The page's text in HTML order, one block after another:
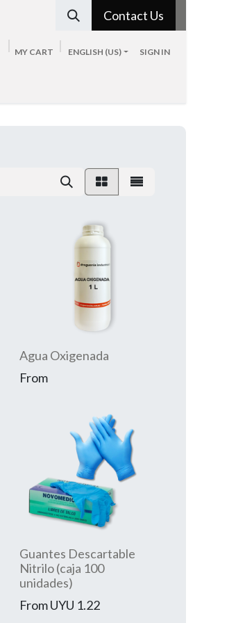
Contact Us
MY CART ENGLISH (US) SIGN IN
Agua Oxigenada
From
Guantes Descartable
Nitrilo (caja 100
unidades)
FromUYU 1.22